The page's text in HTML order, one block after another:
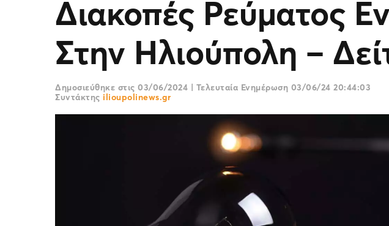
Διακοπές Ρεύματος
Στην Ηλιούπολη –
Δημοσιεύθηκε στις 03/06/2024 | Τελευταία Ενημέρωση 03/06/24 20:44:03
Συντάκτης ilioupolinews.gr